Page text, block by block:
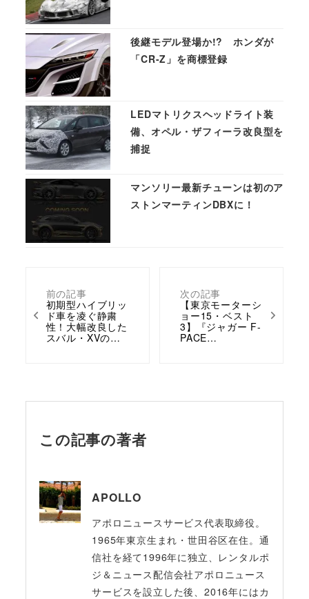
前の記事
初期型ハイブリッ
ド車を凌ぐ静粛
性！大幅改良した
スバル・XVの…
次の記事
【東京モーターシ
ョー15・ベスト
3】『ジャガー F-
PACE…
後継モデル登場か!? ホンダが
「CR-Z」を商標登録
LEDマトリクスヘッドライト装
備、オペル・ザフィーラ改良型を
捕捉
マンソリー最新チューンは初のア
ストンマーティンDBXに！
この記事の著者
APOLLO
アポロニュースサービス代表取締役。
1965年東京生まれ・世田谷区在住。通
信社を経て1996年に独立、レンタルポ
ジ＆ニュース配信会社アポロニュース
サービスを設立した後、2016年にはカ